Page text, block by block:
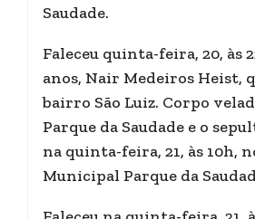
Saudade.
Faleceu quinta-feira, 20, às
anos, Nair Medeiros Heist,
bairro São Luiz. Corpo
Parque da Saudade e o
na quinta-feira, 21, às 10h,
Municipal Parque da